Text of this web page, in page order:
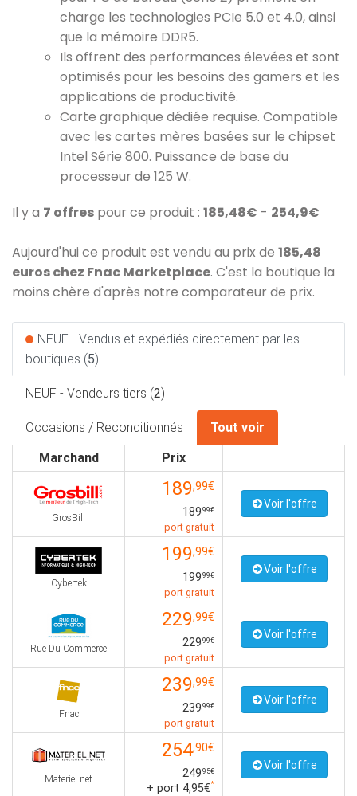
charge les technologies PCIe 5.0 et 4.0, ainsi
que la mémoire DDR5.
Ils offrent des performances élevées et sont
optimisés pour les besoins des gamers et les
applications de productivité.
Carte graphique dédiée requise. Compatible
avec les cartes mères basées sur le chipset
Intel Série 800. Puissance de base du
processeur de 125 W.
Il y a 7 offres pour ce produit : 185,48€ - 254,9€
Aujourd'hui ce produit est vendu au prix de 185,48
euros chez Fnac Marketplace. C'est la boutique la
moins chère d'après notre comparateur de prix.
NEUF - Vendus et expédiés directement par les
boutiques (5)
NEUF - Vendeurs tiers (2)
Occasions / Reconditionnés
Tout voir
Marchand
Prix
GrosBill
189,99€
189,99€
port gratuit
Voir l'offre
Cybertek
199,99€
199,99€
port gratuit
Voir l'offre
Rue Du Commerce
229,99€
229,99€
port gratuit
Voir l'offre
Fnac
239,99€
239,99€
port gratuit
Voir l'offre
Materiel.net
254,90€
249,95€
+ port 4,95€*
Voir l'offre